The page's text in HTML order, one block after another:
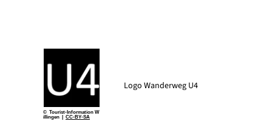
© Tourist-Information W
illingen | CC-BY-SA
Logo Wanderweg U4